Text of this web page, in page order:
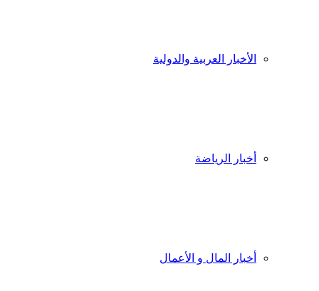
الأخبار العربية والدولية
أخبار الرياضة
أخبار المال و الأعمال